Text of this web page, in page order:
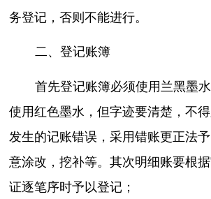
务登记，否则不能进行。
二、登记账簿
首先登记账簿必须使用兰黑墨
使用红色墨水，但字迹要清楚，不
发生的记账错误，采用错账更正法
意涂改，挖补等。其次明细账要根
证逐笔序时予以登记；